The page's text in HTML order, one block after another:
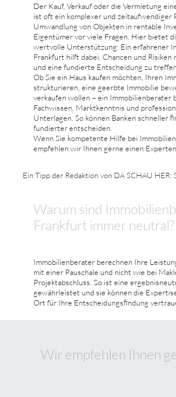
Der Kauf, Verkauf oder die Vermietung
ist oft ein komplexer und zeitaufwendiger
Umwandlung von Objekten in rentable
Eigentümer vor viele Fragen. Hier bietet
wertvolle Unterstützung: Ein erfahrener
Frankfurt hilft dabei, Chancen und Risiken
und eine fundierte Entscheidung zu
Ob Sie ein Haus kaufen möchten, Ihren
strukturieren, eine geerbte Immobilie
verkaufen wollen – ein Immobilienberater
Fachwissen, Marktkenntnis und
Unterlagen. So können Banken schneller
fundierter entscheiden.
Wenn Sie kompetente Hilfe bei
empfehlen wir Ihnen gerne einen Experten.
Ein Tipp der Redaktion von DA SCHAU HER:
Warum sind
Frankfurt immer neutral?
Immobilienberater berechnen Ihre
mit einer Pauschale und nicht wie bei
Projektabschluss. So ist eine
gewährleistet und sie können die
Ort für Ihre Entscheidungsfindung
Wir empfehlen Ihnen